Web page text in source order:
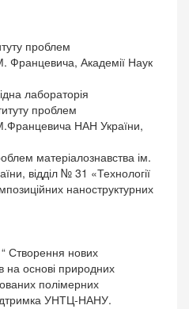
проблем
Францевича, Академії Наук
лабораторія
проблем
НАН України,
матеріалознавства ім.
відділ № 31 «Технології
наноструктурних
Створення нових
на основі природних
полімерних
УНТЦ-НАНУ.